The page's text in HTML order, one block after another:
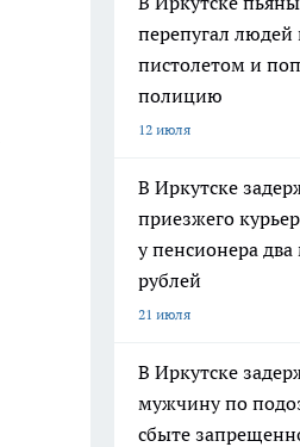
перепугал
пистолетом и
полицию
12 июля
В Иркутске
приезжего
у пенсионера
рублей
21 июля
В Иркутске
мужчину по
сбыте